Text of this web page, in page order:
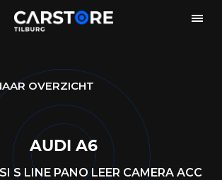
OVERZICHT
AUDI A6
S LINE PANO LEER CAMERA ACC